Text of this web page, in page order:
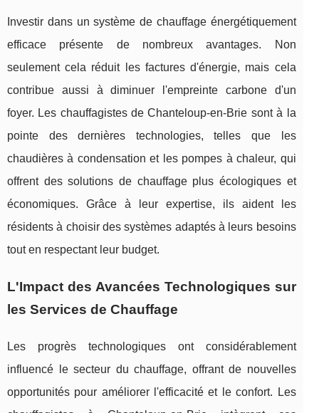
Investir dans un système de chauffage énergétiquement
efficace présente de nombreux avantages. Non
seulement cela réduit les factures d'énergie, mais cela
contribue aussi à diminuer l'empreinte carbone d'un
foyer. Les chauffagistes de Chanteloup-en-Brie sont à la
pointe des dernières technologies, telles que les
chaudières à condensation et les pompes à chaleur, qui
offrent des solutions de chauffage plus écologiques et
économiques. Grâce à leur expertise, ils aident les
résidents à choisir des systèmes adaptés à leurs besoins
tout en respectant leur budget.
L'Impact des Avancées Technologiques sur
les Services de Chauffage
Les progrès technologiques ont considérablement
influencé le secteur du chauffage, offrant de nouvelles
opportunités pour améliorer l'efficacité et le confort. Les